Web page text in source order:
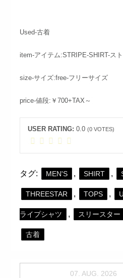
Used-古着
item-アイテム:STRIPE-SHIRT-ス
size-サイズ:free-フリーサイズ
price-値段:￥700+TAX～
USER RATING: 0.0 (0VOTES)
タグ: MEN'S , SHIRT ,
THREESTAR , TOPS ,
ライプシャツ , スリースター
古着
07. AUG. 2026